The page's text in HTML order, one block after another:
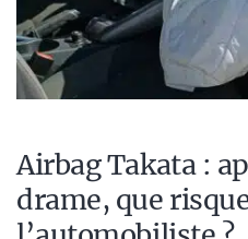
Airbag Takata :
drame, que